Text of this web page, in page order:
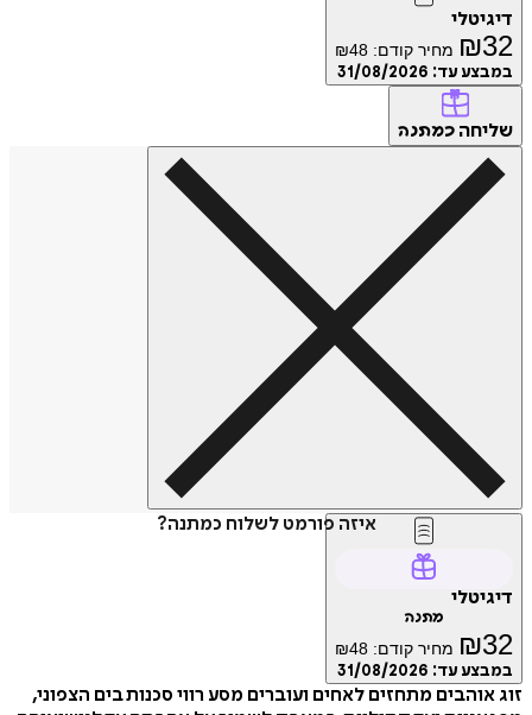
₪ מחיר קודם: ₪48
עד:31/08/2026
כמתנה
איזה פורמט לשלוח כמתנה?
₪ מחיר קודם: ₪48
עד:31/08/2026
מתחזים לאחים ועוברים מסע רווי סכנות בים הצפוני,